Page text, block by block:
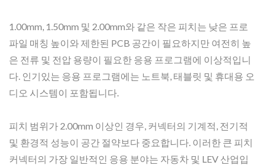
1.00mm, 1.50mm 및 2.00mm와 같은 작은 피치는 낮은 프로
파일 매칭 높이와 제한된 PCB 공간이 필요하지만 여전히 높
은 전류 및 전압 용량이 필요한 응용 프로그램에 이상적입니
다. 인기있는 응용 프로그램에는 노트북, 태블릿 및 휴대용 오
디오 시스템이 포함됩니다.
피치 범위가 2.00mm 이상인 경우, 커넥터의 기계적, 전기적
및 환경적 성능이 공간 절약보다 중요합니다. 이러한 큰 피치
커넥터의 가장 일반적인 응용 분야는 자동차 및 LEV 산업입